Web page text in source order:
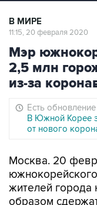
В МИРЕ
11:15, 20 февраля 2020
Мэр
2,5 млн
из-за
Есть обновление
В Южной Корее
от нового
Москва. 20
жителей города
образом